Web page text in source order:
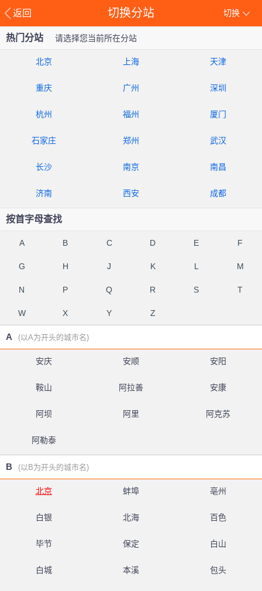
返回 切换
切换分站
热门分站 请选择您当前所在分站
北京 上海 天津
重庆 广州 深圳
杭州 福州 厦门
石家庄 郑州 武汉
长沙 南京 南昌
济南 西安 成都
按首字母查找
A B C D E F
G H J K L M
N P Q R S T
W X Y Z
A (以A为开头的城市名)
安庆 安顺 安阳
鞍山 阿拉善 安康
阿坝 阿里 阿克苏
阿勒泰
B (以B为开头的城市名)
北京 蚌埠 亳州
白银 北海 百色
毕节 保定 白山
白城 本溪 包头